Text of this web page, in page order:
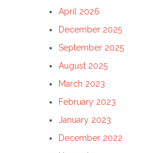
April 2026
December 2025
September 2025
August 2025
March 2023
February 2023
January 2023
December 2022